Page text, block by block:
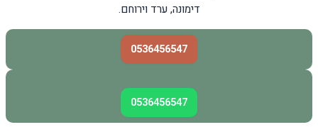
דימונה, ערד וירוחם.
0536456547
0536456547